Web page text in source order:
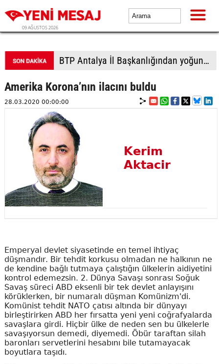
09 AĞUSTOS 2026
BTP Antalya İl Başkanlığından yoğun mesai: İl binasında ve Manavgat'ta üye buluşmaları
Amerika Korona’nın ilacını buldu
28.03.2020 00:00:00
Kerim
Aktacir
Emperyal devlet siyasetinde en temel ihtiyaç
düşmandır. Bir tehdit korkusu olmadan ne halkının ne
de kendine bağlı tutmaya çalıştığın ülkelerin aidiyetini
kontrol edemezsin. 2. Dünya Savaşı sonrası Soğuk
Savaş süreci ABD eksenli bir tek devlet anlayışını
körüklerken, bir numaralı düşman Komünizm'di.
Komünist tehdit NATO çatısı altında bir dünyayı
birleştirirken ABD her fırsatta yeni yeni coğrafyalarda
savaşlara girdi. Hiçbir ülke de neden sen bu ülkelerle
savaşıyorsun demedi, diyemedi. Öbür taraftan silah
baronları servetlerini hesabını bile tutamayacak
boyutlara taşıdı.